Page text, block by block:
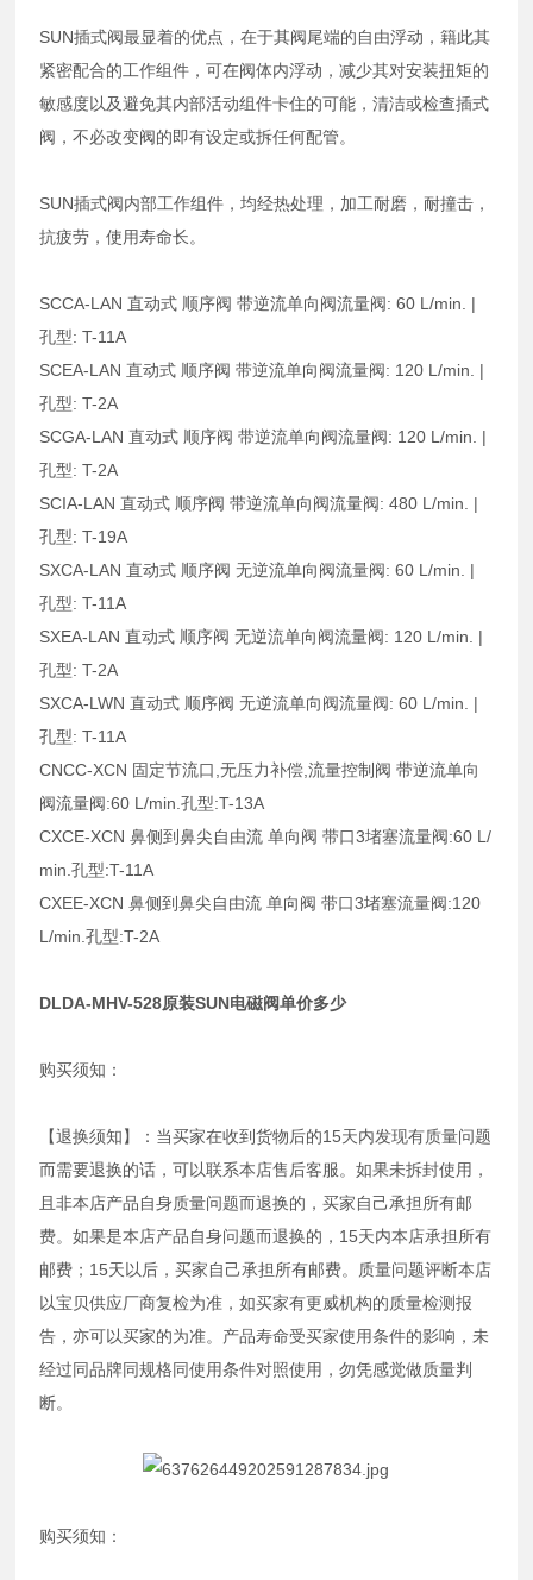
SUN插式阀最显着的优点，在于其阀尾端的自由浮动，籍此其
紧密配合的工作组件，可在阀体内浮动，减少其对安装扭矩的
敏感度以及避免其内部活动组件卡住的可能，清洁或检查插式
阀，不必改变阀的即有设定或拆任何配管。
SUN插式阀内部工作组件，均经热处理，加工耐磨，耐撞击，
抗疲劳，使用寿命长。
SCCA-LAN 直动式 顺序阀 带逆流单向阀流量阀: 60 L/min. |
孔型: T-11A
SCEA-LAN 直动式 顺序阀 带逆流单向阀流量阀: 120 L/min. |
孔型: T-2A
SCGA-LAN 直动式 顺序阀 带逆流单向阀流量阀: 120 L/min. |
孔型: T-2A
SCIA-LAN 直动式 顺序阀 带逆流单向阀流量阀: 480 L/min. |
孔型: T-19A
SXCA-LAN 直动式 顺序阀 无逆流单向阀流量阀: 60 L/min. |
孔型: T-11A
SXEA-LAN 直动式 顺序阀 无逆流单向阀流量阀: 120 L/min. |
孔型: T-2A
SXCA-LWN 直动式 顺序阀 无逆流单向阀流量阀: 60 L/min. |
孔型: T-11A
CNCC-XCN 固定节流口,无压力补偿,流量控制阀 带逆流单向
阀流量阀:60 L/min.孔型:T-13A
CXCE-XCN 鼻侧到鼻尖自由流 单向阀 带口3堵塞流量阀:60 L/
min.孔型:T-11A
CXEE-XCN 鼻侧到鼻尖自由流 单向阀 带口3堵塞流量阀:120
L/min.孔型:T-2A
DLDA-MHV-528原装SUN电磁阀单价多少
购买须知：
【退换须知】：当买家在收到货物后的15天内发现有质量问题
而需要退换的话，可以联系本店售后客服。如果未拆封使用，
且非本店产品自身质量问题而退换的，买家自己承担所有邮
费。如果是本店产品自身问题而退换的，15天内本店承担所有
邮费；15天以后，买家自己承担所有邮费。质量问题评断本店
以宝贝供应厂商复检为准，如买家有更威机构的质量检测报
告，亦可以买家的为准。产品寿命受买家使用条件的影响，未
经过同品牌同规格同使用条件对照使用，勿凭感觉做质量判
断。
购买须知：